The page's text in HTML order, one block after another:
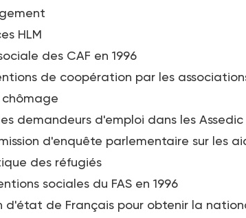
HLM
des CAF en 1996
de coopération par les
demandeurs d'emploi dans les
d'enquête parlementaire sur les
des réfugiés
sociales du FAS en 1996
d'état de Français pour obtenir la